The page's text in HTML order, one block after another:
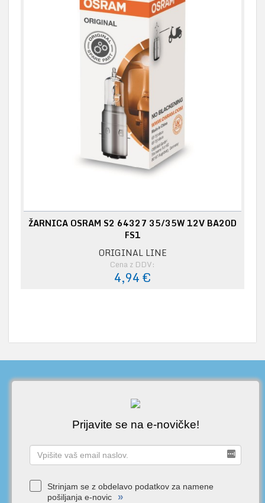
ŽARNICA OSRAM S2 64327 35/35W 12V BA20D
FS1
ORIGINAL LINE
Cena z DDV:
4,94 €
Prijavite se na e-novičke!
Strinjam se z obdelavo podatkov za namene
pošiljanja e-novic
»